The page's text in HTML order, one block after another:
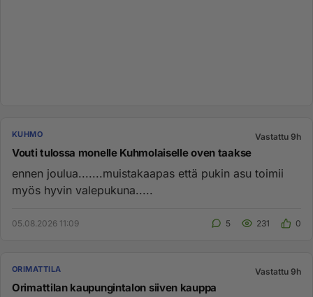
KUHMO Vastattu 9h
Vouti tulossa monelle Kuhmolaiselle oven taakse
ennen joulua.......muistakaapas että pukin asu toimii
myös hyvin valepukuna.....
05.08.2026 11:09 5 231 0
ORIMATTILA Vastattu 9h
Orimattilan kaupungintalon siiven kauppa